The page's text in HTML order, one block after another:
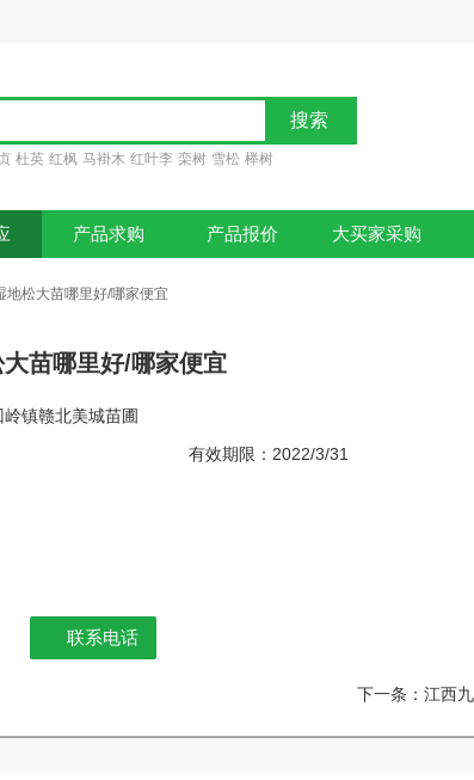
杜英 红枫 马褂木 红叶李 栾树 雪松 榉树
产品求购 产品报价 大买家采购
地松大苗哪里好/哪家便宜
苗哪里好/哪家便宜
镇赣北美城苗圃
有效期限：2022/3/31
联系电话
下一条：江西